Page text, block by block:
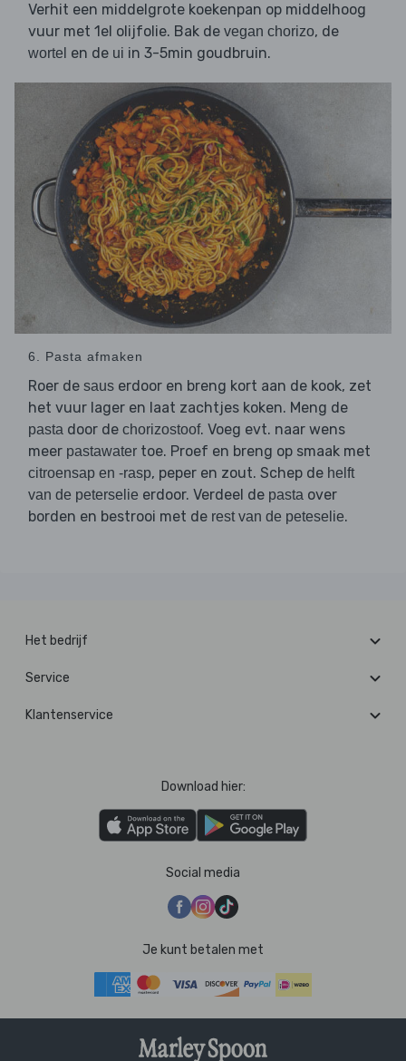
Verhit een middelgrote koekenpan op middelhoog
vuur met 1el olijfolie. Bak de vegan chorizo, de
wortel en de ui in 3-5min goudbruin.
6. Pasta afmaken
Roer de saus erdoor en breng kort aan de kook, zet
het vuur lager en laat zachtjes koken. Meng de
pasta door de chorizostoof. Voeg evt. naar wens
meer pastawater toe. Proef en breng op smaak met
citroensap en -rasp, peper en zout. Schep de helft
van de peterselie erdoor. Verdeel de pasta over
borden en bestrooi met de rest van de peteselie.
Het bedrijf
Service
Klantenservice
Download hier:
Social media
Je kunt betalen met